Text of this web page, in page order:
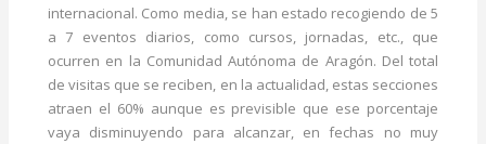
internacional. Como media, se han estado recogiendo de 5
a 7 eventos diarios, como cursos, jornadas, etc., que
ocurren en la Comunidad Autónoma de Aragón. Del total
de visitas que se reciben, en la actualidad, estas secciones
atraen el 60% aunque es previsible que ese porcentaje
vaya disminuyendo para alcanzar, en fechas no muy